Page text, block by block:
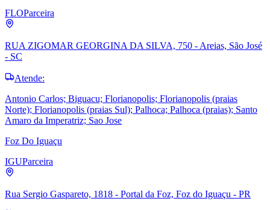
FLOParceira
RUA ZIGOMAR GEORGINA DA SILVA, 750 - Areias, São José
- SC
Atende:
Antonio Carlos; Biguacu; Florianopolis; Florianopolis (praias
Norte); Florianopolis (praias Sul); Palhoca; Palhoca (praias); Santo
Amaro da Imperatriz; Sao Jose
Foz Do Iguaçu
IGUParceira
Rua Sergio Gaspareto, 1818 - Portal da Foz, Foz do Iguaçu - PR